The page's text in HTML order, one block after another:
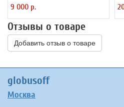
9 000 р.
Отзывы о товаре
Добавить отзыв о товаре
globusoff
Москва